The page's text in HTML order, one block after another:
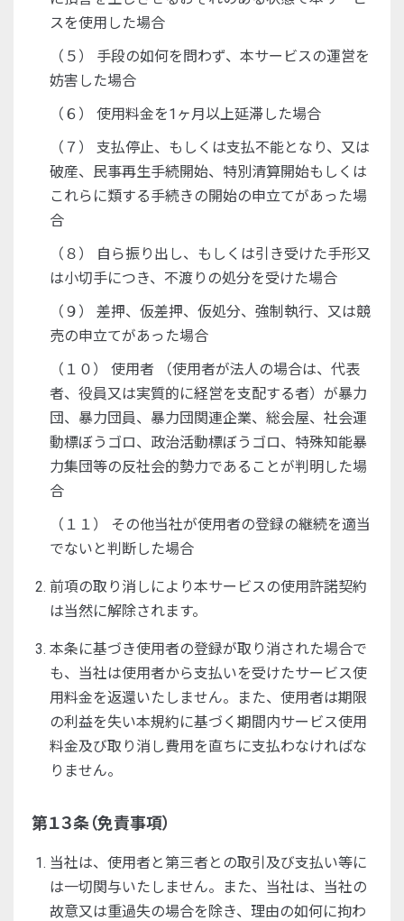
スを使用した場合
（５） 手段の如何を問わず、本サービスの運営を
妨害した場合
（６） 使用料金を1ヶ月以上延滞した場合
（７） 支払停止、もしくは支払不能となり、又は
破産、民事再生手続開始、特別清算開始もしくは
これらに類する手続きの開始の申立てがあった場
合
（８） 自ら振り出し、もしくは引き受けた手形又
は小切手につき、不渡りの処分を受けた場合
（９） 差押、仮差押、仮処分、強制執行、又は競
売の申立てがあった場合
（１０） 使用者 （使用者が法人の場合は、代表
者、役員又は実質的に経営を支配する者）が暴力
団、暴力団員、暴力団関連企業、総会屋、社会運
動標ぼうゴロ、政治活動標ぼうゴロ、特殊知能暴
力集団等の反社会的勢力であることが判明した場
合
（１１） その他当社が使用者の登録の継続を適当
でないと判断した場合
前項の取り消しにより本サービスの使用許諾契約
は当然に解除されます。
本条に基づき使用者の登録が取り消された場合で
も、当社は使用者から支払いを受けたサービス使
用料金を返還いたしません。また、使用者は期限
の利益を失い本規約に基づく期間内サービス使用
料金及び取り消し費用を直ちに支払わなければな
りません。
第１３条（免責事項）
当社は、使用者と第三者との取引及び支払い等に
は一切関与いたしません。また、当社は、当社の
故意又は重過失の場合を除き、理由の如何に拘わ